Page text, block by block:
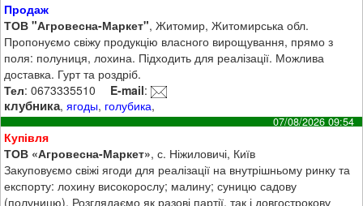
Продаж
ТОВ "Агровесна-Маркет", Житомир, Житомирська обл.
Пропонуємо свіжу продукцію власного вирощування, прямо з
поля: полуниця, лохина. Підходить для реалізації. Можлива
доставка. Гурт та роздріб.
Тел: 0673335510 E-mail:
клубника,ягоды, голубика,
07/08/2026 09:54
Купівля
ТОВ «Агровесна-Маркет», с. Ніжиловичі, Київ
Закуповуємо свіжі ягоди для реалізації на внутрішньому ринку та
експорту: лохину високорослу; малину; суницю садову
(полуницю). Розглядаємо як разові партії, так і довгострокову